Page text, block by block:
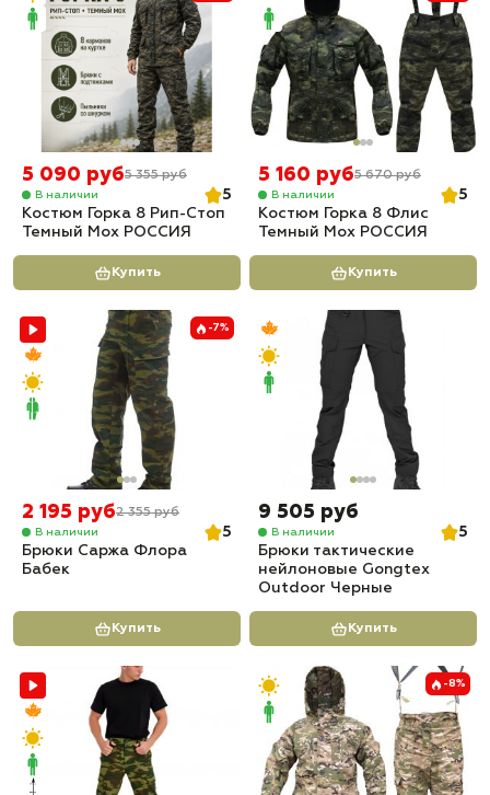
5 090 руб5 355 руб
В наличии
5
Костюм Горка 8 Рип-Стоп
Темный Мох РОССИЯ
Купить
5 160 руб5 670 руб
В наличии
5
Костюм Горка 8 Флис
Темный Мох РОССИЯ
Купить
-7%
2 195 руб2 355 руб
В наличии
5
Брюки Саржа Флора
Бабек
Купить
9 505 руб
В наличии
5
Брюки тактические
нейлоновые Gongtex
Outdoor Черные
Купить
-8%